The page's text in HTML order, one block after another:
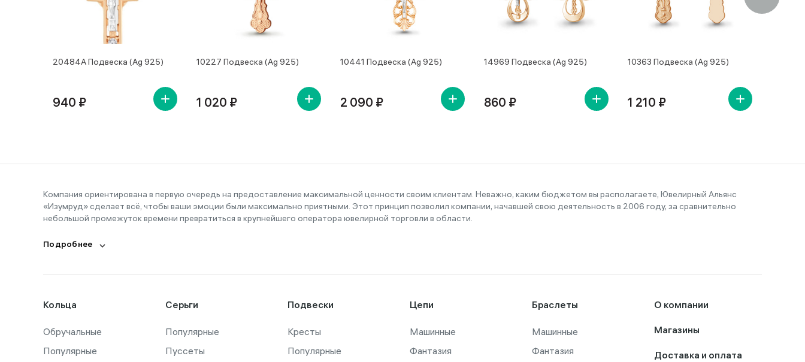
20484А Подвеска (Ag 925)
940 ₽
10227 Подвеска (Ag 925)
1 020 ₽
10441 Подвеска (Ag 925)
2 090 ₽
14969 Подвеска (Ag 925)
860 ₽
10363 Подвеска (Ag 925)
1 210 ₽
Компания ориентирована в первую очередь на предоставление максимальной ценности своим клиентам. Неважно, каким бюджетом вы располагаете, Ювелирный Альянс
«Изумруд» сделает всё, чтобы ваши эмоции были максимально приятными. Этот принцип позволил компании, начавшей свою деятельность в 2006 году, за сравнительно
небольшой промежуток времени превратиться в крупнейшего оператора ювелирной торговли в области.
Подробнее
Кольца
Обручальные
Популярные
Серьги
Популярные
Пуссеты
Подвески
Кресты
Популярные
Цепи
Машинные
Фантазия
Браслеты
Машинные
Фантазия
О компании
Магазины
Доставка и оплата